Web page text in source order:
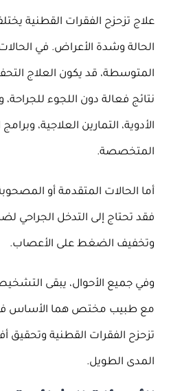
علاج تزحزح الفقرات القطنية
الحالة وشدة الأعراض. في
المتوسطة، قد يكون العلاج
نتائج فعالة دون اللجوء
الأدوية، التمارين العلاجية،
المتخصصة.
أما الحالات المتقدمة أو
فقد تحتاج إلى التدخل الجراحي
وتخفيف الضغط على الأعصاب.
وفي جميع الأحوال، يبقى
مع طبيب مختص هما الأساس
تزحزح الفقرات القطنية وتحقيق
المدى الطويل.